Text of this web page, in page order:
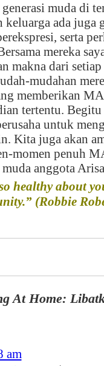
muda di
ada juga
serta
mereka
makna dari
mudahan
memberikan
tertentu.
untuk
Kita juga akan
momen penuh
anggota
healthy about
(Robbie
At Home:
am